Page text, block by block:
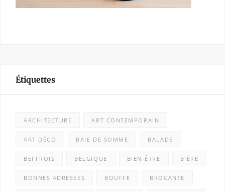
Étiquettes
ARCHITECTURE ART CONTEMPORAIN
ART DÉCO BAIE DE SOMME BALADE
BEFFROIS BELGIQUE BIEN-ÊTRE BIÈRE
BONNES ADRESSES BOUFFE BROCANTE